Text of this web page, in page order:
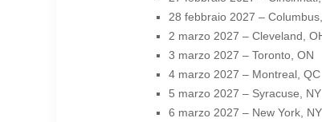
28 febbraio 2027 –
2 marzo 2027 – Cleveland,
3 marzo 2027 – Toronto, ON
4 marzo 2027 – Montreal, QC
5 marzo 2027 – Syracuse, NY
6 marzo 2027 – New York, NY